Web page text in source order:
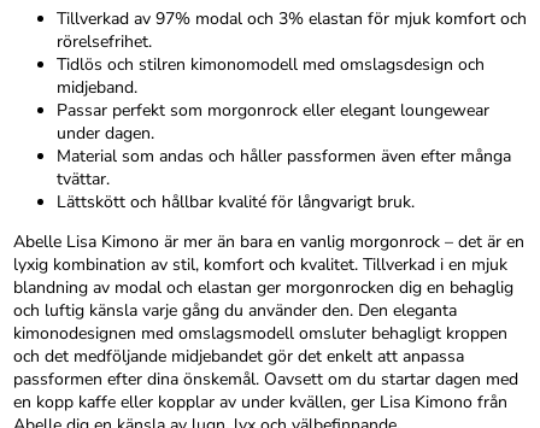
Tillverkad av 97% modal och 3% elastan för mjuk komfort och
rörelsefrihet.
Tidlös och stilren kimonomodell med omslagsdesign och
midjeband.
Passar perfekt som morgonrock eller elegant loungewear
under dagen.
Material som andas och håller passformen även efter många
tvättar.
Lättskött och hållbar kvalité för långvarigt bruk.
Abelle Lisa Kimono är mer än bara en vanlig morgonrock – det är en
lyxig kombination av stil, komfort och kvalitet. Tillverkad i en mjuk
blandning av modal och elastan ger morgonrocken dig en behaglig
och luftig känsla varje gång du använder den. Den eleganta
kimonodesignen med omslagsmodell omsluter behagligt kroppen
och det medföljande midjebandet gör det enkelt att anpassa
passformen efter dina önskemål. Oavsett om du startar dagen med
en kopp kaffe eller kopplar av under kvällen, ger Lisa Kimono från